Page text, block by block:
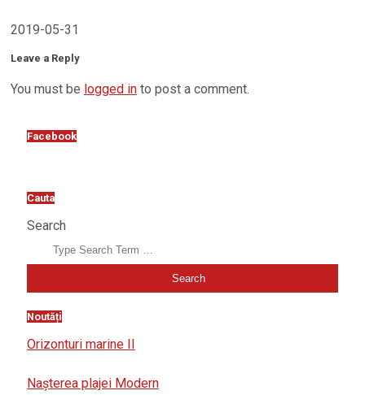
2019-05-31
Leave a Reply
You must be logged in to post a comment.
Facebook
Cauta
Search
Noutăți
Orizonturi marine II
Nașterea plajei Modern